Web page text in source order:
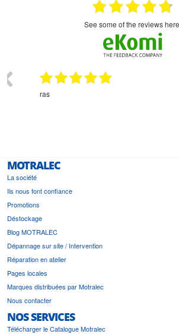
see some of the reviews
Monsieur Delhaye est une personne
MOTRALEC
La société
Ils nous font confiance
Promotions
Déstockage
Blog MOTRALEC
Dépannage sur site / Intervention
Réparation en atelier
Pages locales
Marques distribuées par Motralec
Nous contacter
NOS SERVICES
Télécharger le Catalogue Motralec